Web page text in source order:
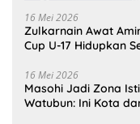
16 Mei 2026
Zulkarnain Awat
Cup U-17 Hidupkan
16 Mei 2026
Masohi Jadi Zona
Watubun: Ini Kota